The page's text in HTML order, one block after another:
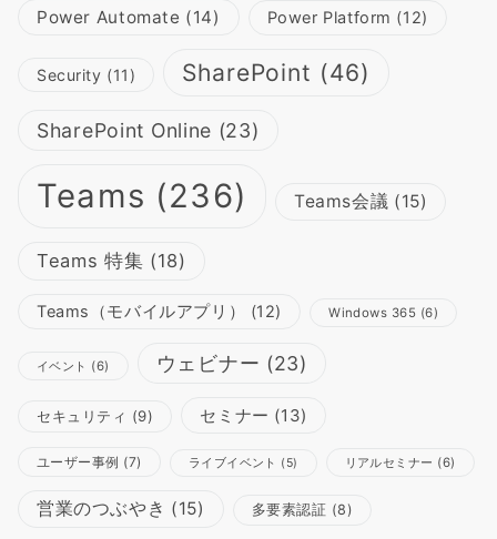
Power Automate (14) Power Platform (12)
Security (11) SharePoint (46)
SharePoint Online (23)
Teams (236) Teams会議 (15)
Teams 特集 (18)
Teams（モバイルアプリ） (12) Windows 365 (6)
イベント (6) ウェビナー (23)
セキュリティ (9) セミナー (13)
ユーザー事例 (7) ライブイベント (5) リアルセミナー (6)
営業のつぶやき (15) 多要素認証 (8)